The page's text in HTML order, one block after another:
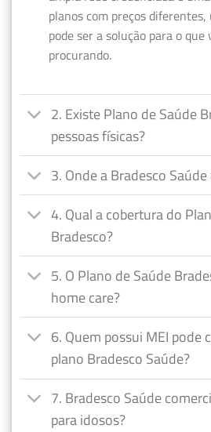
planos com preços diferentes,
pode ser a solução para o que
procurando.
2. Existe Plano de Saúde
pessoas físicas?
3. Onde a Bradesco
4. Qual a cobertura do
Bradesco?
5. O Plano de Saúde
home care?
6. Quem possui MEI pode
plano Bradesco Saúde?
7. Bradesco Saúde
para idosos?